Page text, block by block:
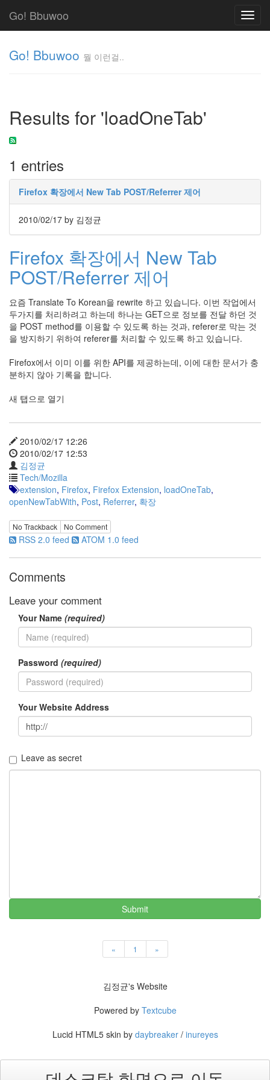
Go! Bbuwoo
Go! Bbuwoo 뭘 이런걸..
Results for 'loadOneTab'
1 entries
Firefox 확장에서 New Tab POST/Referrer 제어
2010/02/17 by 김정균
Firefox 확장에서 New Tab
POST/Referrer 제어
요즘 Translate To Korean을 rewrite 하고 있습니다. 이번 작업에서
두가지를 처리하려고 하는데 하나는 GET으로 정보를 전달 하던 것
을 POST method를 이용할 수 있도록 하는 것과, referer로 막는 것
을 방지하기 위하여 referer를 처리할 수 있도록 하고 있습니다.
Firefox에서 이미 이를 위한 API를 제공하는데, 이에 대한 문서가 충
분하지 않아 기록을 합니다.
새 탭으로 열기
2010/02/17 12:26
2010/02/17 12:53
김정균
Tech/Mozilla
extension, Firefox, Firefox Extension, loadOneTab,
openNewTabWith, Post, Referrer, 확장
No Trackback No Comment
RSS 2.0 feed ATOM 1.0 feed
Comments
Leave your comment
Your Name (required)
Password (required)
Your Website Address
Leave as secret
Submit
« 1 »
걸..
김
정
균
Cloud
리
눅
스
AnNyung
Firefox
Mozilla
군
이
준
L10N
iPutty
AnNyung
LInux
여
우
Find!
Categories
192
주
절
절
30
군
둘
째
눅
Trick
김정균's Website
Powered by Textcube
Lucid HTML5 skin by daybreaker/ inureyes